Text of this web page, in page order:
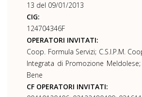
13 del 09/01/2013
CIG:
124704346F
OPERATORI INVITATI:
Coop. Formula Servizi; C.S.I.P.M.
Integrata di Promozione
Bene
CF OPERATORI INVITATI: